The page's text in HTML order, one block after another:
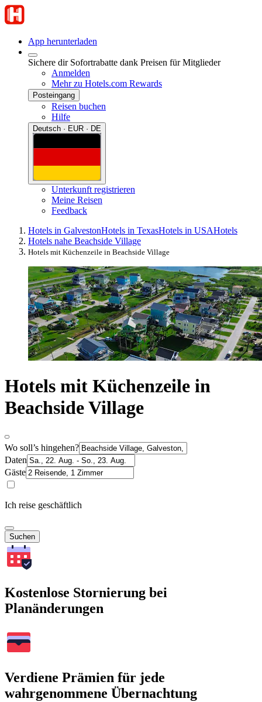
App herunterladen
Sichere dir Sofortrabatte dank Preisen für Mitglieder
Anmelden
Mehr zu Hotels.com Rewards
Posteingang
Reisen buchen
Hilfe
Deutsch · EUR · DE
Unterkunft registrieren
Meine Reisen
Feedback
Hotels in GalvestonHotels in TexasHotels in USAHotels
Hotels nahe Beachside Village
Hotels mit Küchenzeile in Beachside Village
Hotels mit Küchenzeile in
Beachside Village
Wo soll’s hingehen?
Daten
Gäste
Ich reise geschäftlich
Suchen
Kostenlose Stornierung bei
Planänderungen
Verdiene Prämien für jede
wahrgenommene Übernachtung